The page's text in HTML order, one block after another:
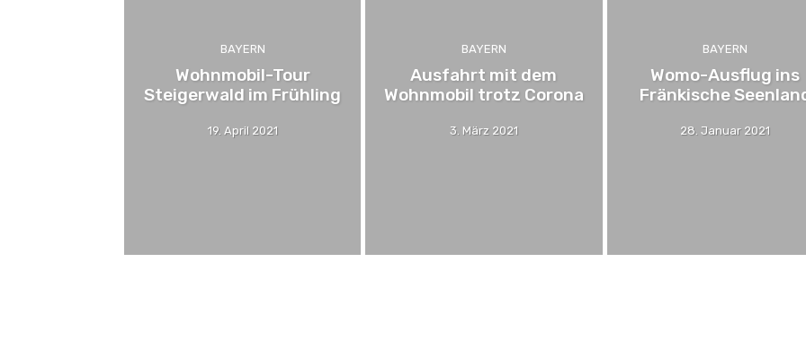
BAYERN
Wohnmobil-Tour
Steigerwald im Frühling
19. April 2021
BAYERN
Ausfahrt mit dem
Wohnmobil trotz Corona
3. März 2021
BAYERN
Womo-Ausflug ins
Fränkische
28. Januar 2021